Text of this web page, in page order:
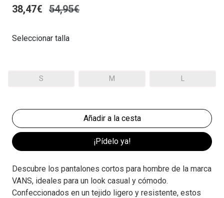
38,47€ 54,95€
Seleccionar talla
S M
¡Pídelo ya!
Descubre los pantalones cortos para hombre de la marca
VANS, ideales para un look casual y cómodo.
Confeccionados en un tejido ligero y resistente, estos